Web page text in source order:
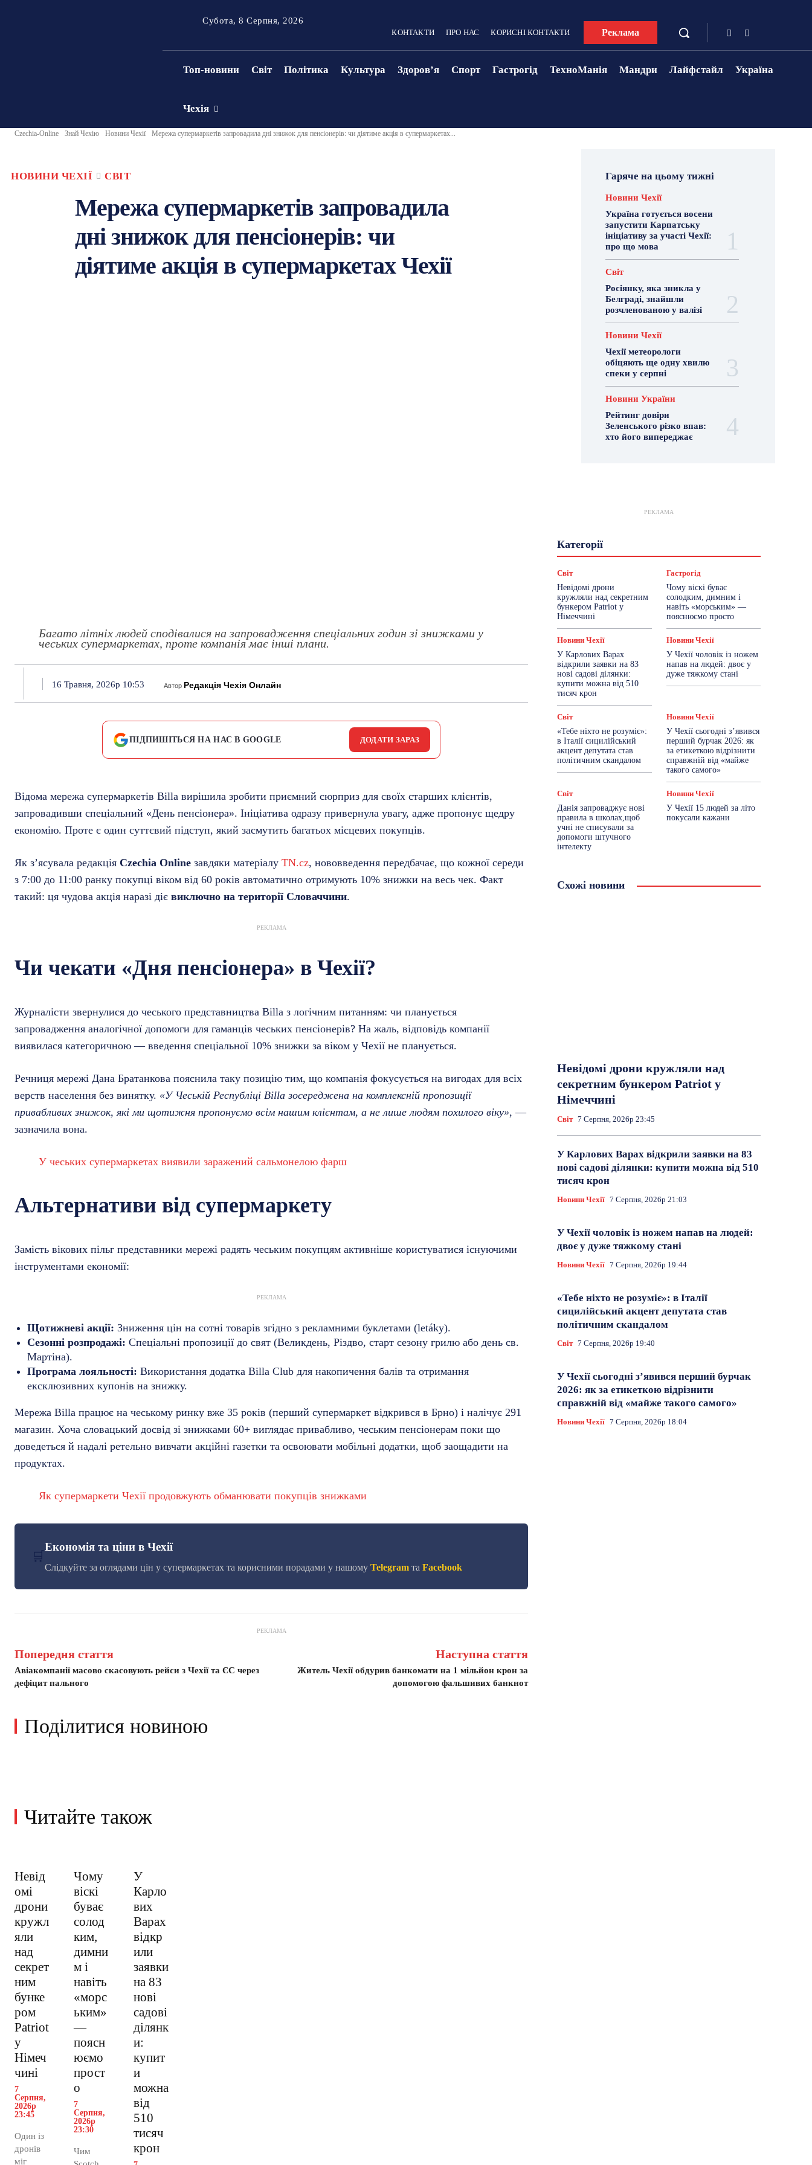
Субота, 8 Серпня, 2026
КОНТАКТИ ПРО НАС КОРИСНІ КОНТАКТИ Реклама
Топ-новини Світ Політика Культура Здоровʼя Спорт Гастрогід ТехноМанія Мандри Лайфстайл Україна
Чехія
Czechia-Online Знай Чехію Новини Чехії Мережа супермаркетів запровадила дні знижок для пенсіонерів: чи діятиме акція в супермаркетах...
НОВИНИ ЧЕХІЇ СВІТ
Мережа супермаркетів запровадила
дні знижок для пенсіонерів: чи
діятиме акція в супермаркетах Чехії
Багато літніх людей сподівалися на запровадження спеціальних годин зі знижками у
чеських супермаркетах, проте компанія має інші плани.
16 Травня, 2026р 10:53 Автор Редакція Чехія Онлайн
ПІДПИШІТЬСЯ НА НАС В GOOGLE ДОДАТИ ЗАРАЗ
Відома мережа супермаркетів Billa вирішила зробити приємний сюрприз для своїх старших клієнтів,
запровадивши спеціальний «День пенсіонера». Ініціатива одразу привернула увагу, адже пропонує щедру
економію. Проте є один суттєвий підступ, який засмутить багатьох місцевих покупців.
Як з’ясувала редакція Czechia Online завдяки матеріалу TN.cz, нововведення передбачає, що кожної середи
з 7:00 до 11:00 ранку покупці віком від 60 років автоматично отримують 10% знижки на весь чек. Факт
такий: ця чудова акція наразі діє виключно на території Словаччини.
РЕКЛАМА
Чи чекати «Дня пенсіонера» в Чехії?
Журналісти звернулися до чеського представництва Billa з логічним питанням: чи планується
запровадження аналогічної допомоги для гаманців чеських пенсіонерів? На жаль, відповідь компанії
виявилася категоричною — введення спеціальної 10% знижки за віком у Чехії не планується.
Речниця мережі Дана Братанкова пояснила таку позицію тим, що компанія фокусується на вигодах для всіх
верств населення без винятку. «У Чеській Республіці Billa зосереджена на комплексній пропозиції
привабливих знижок, які ми щотижня пропонуємо всім нашим клієнтам, а не лише людям похилого віку», —
зазначила вона.
У чеських супермаркетах виявили заражений сальмонелою фарш
Альтернативи від супермаркету
Замість вікових пільг представники мережі радять чеським покупцям активніше користуватися існуючими
інструментами економії:
РЕКЛАМА
Щотижневі акції: Зниження цін на сотні товарів згідно з рекламними буклетами (letáky).
Сезонні розпродажі: Спеціальні пропозиції до свят (Великдень, Різдво, старт сезону грилю або день св.
Мартіна).
Програма лояльності: Використання додатка Billa Club для накопичення балів та отримання
ексклюзивних купонів на знижку.
Мережа Billa працює на чеському ринку вже 35 років (перший супермаркет відкрився в Брно) і налічує 291
магазин. Хоча словацький досвід зі знижками 60+ виглядає привабливо, чеським пенсіонерам поки що
доведеться й надалі ретельно вивчати акційні газетки та освоювати мобільні додатки, щоб заощадити на
продуктах.
Як супермаркети Чехії продовжують обманювати покупців знижками
🛒
Економія та ціни в Чехії
Слідкуйте за оглядами цін у супермаркетах та корисними порадами у нашому Telegram та Facebook
РЕКЛАМА
Попередня стаття
Авіакомпанії масово скасовують рейси з Чехії та ЄС через
дефіцит пального
Наступна стаття
Житель Чехії обдурив банкомати на 1 мільйон крон за
допомогою фальшивих банкнот
Поділитися новиною
Читайте також
Невід
омі
дрони
кружл
яли
над
секрет
ним
бунке
ром
Patriot
у
Німеч
чині
7
Серпня,
2026р
23:45
Один із
дронів
міг
Чому
віскі
буває
солод
ким,
димни
м і
навіть
«морс
ьким»
—
поясн
юємо
прост
о
7
Серпня,
2026р
23:30
Чим
У
Карло
вих
Варах
відкр
или
заявки
на 83
нові
садові
ділянк
и:
купит
и
можна
від
510
тисяч
крон
Гаряче на цьому тижні
Новини Чехії
Україна готується восени
запустити Карпатську
ініціативу за участі Чехії:
про що мова
Світ
Росіянку, яка зникла у
Белграді, знайшли
розчленованою у валізі
Новини Чехії
Чехії метеорологи
обіцяють ще одну хвилю
спеки у серпні
Новини України
Рейтинг довіри
Зеленського різко впав:
хто його випереджає
РЕКЛАМА
КатегоріїГастрогід
Знай Чехію
Новини Чехії
Політика
Робота
Сад та город
Світ
Спорт ТехноМанія
Топ-новини
Фоторепортаж
Більше
Світ
Невідомі дрони
кружляли над секретним
бункером Patriot у
Німеччині
Гастрогід
Чому віскі буває
солодким, димним і
навіть «морським» —
пояснюємо просто
Новини Чехії
У Карлових Варах
відкрили заявки на 83
нові садові ділянки:
купити можна від 510
тисяч крон
Новини Чехії
У Чехії чоловік із ножем
напав на людей: двоє у
дуже тяжкому стані
Світ
«Тебе ніхто не розуміє»:
в Італії сицилійський
акцент депутата став
політичним скандалом
Новини Чехії
У Чехії сьогодні з’явився
перший бурчак 2026: як
за етикеткою відрізнити
справжній від «майже
такого самого»
Світ
Данія запроваджує нові
правила в школах,щоб
учні не списували за
допомоги штучного
інтелекту
Новини Чехії
У Чехії 15 людей за літо
покусали кажани
Схожі новини
Невідомі дрони кружляли над
секретним бункером Patriot у
Німеччині
Світ 7 Серпня, 2026р 23:45
У Карлових Варах відкрили заявки на 83
нові садові ділянки: купити можна від 510
тисяч крон
Новини Чехії 7 Серпня, 2026р 21:03
У Чехії чоловік із ножем напав на людей:
двоє у дуже тяжкому стані
Новини Чехії 7 Серпня, 2026р 19:44
«Тебе ніхто не розуміє»: в Італії
сицилійський акцент депутата став
політичним скандалом
Світ 7 Серпня, 2026р 19:40
У Чехії сьогодні з’явився перший бурчак
2026: як за етикеткою відрізнити
справжній від «майже такого самого»
Новини Чехії 7 Серпня, 2026р 18:04